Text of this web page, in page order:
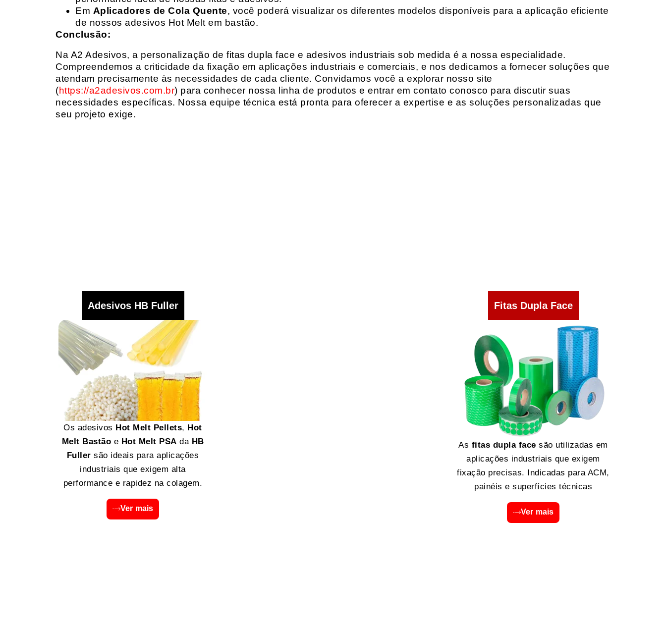
Em Aplicadores de Cola Quente, você poderá visualizar os diferentes modelos disponíveis para a aplicação eficiente
de nossos adesivos Hot Melt em bastão.
Conclusão:
Na A2 Adesivos, a personalização de fitas dupla face e adesivos industriais sob medida é a nossa especialidade.
Compreendemos a criticidade da fixação em aplicações industriais e comerciais, e nos dedicamos a fornecer soluções que
atendam precisamente às necessidades de cada cliente. Convidamos você a explorar nosso site
(https://a2adesivos.com.br) para conhecer nossa linha de produtos e entrar em contato conosco para discutir suas
necessidades específicas. Nossa equipe técnica está pronta para oferecer a expertise e as soluções personalizadas que
seu projeto exige.
Adesivos HB Fuller
Os adesivos Hot Melt Pellets, Hot
Melt Bastão e Hot Melt PSA da HB
Fuller são ideais para aplicações
industriais que exigem alta
performance e rapidez na colagem.
Ver mais
Fitas Dupla Face
As fitas dupla face são utilizadas em
aplicações industriais que exigem
fixação precisas. Indicadas para ACM,
painéis e superfícies técnicas
Ver mais